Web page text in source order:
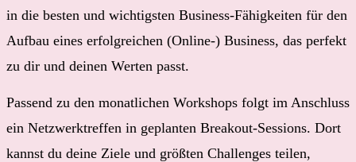
in die besten und wichtigsten Business-Fähigkeiten für den
Aufbau eines erfolgreichen (Online-) Business, das perfekt
zu dir und deinen Werten passt.
Passend zu den monatlichen Workshops folgt im Anschluss
ein Netzwerktreffen in geplanten Breakout-Sessions. Dort
kannst du deine Ziele und größten Challenges teilen,